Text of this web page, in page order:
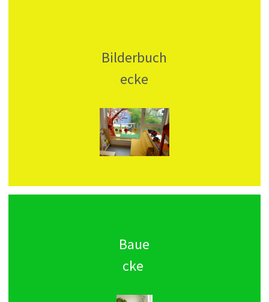
Bilderbuch
ecke
Baue
cke